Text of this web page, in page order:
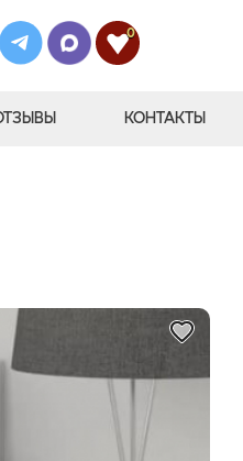
0
КОНТАКТЫ